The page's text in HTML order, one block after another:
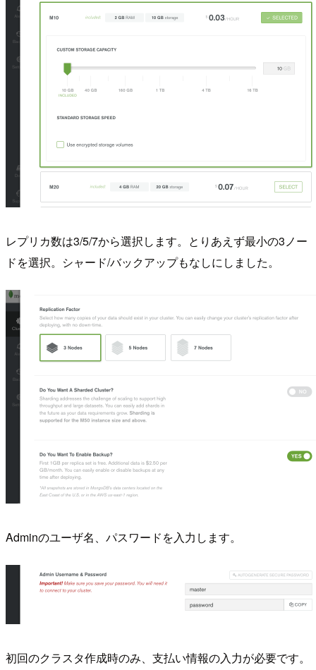
レプリカ数は3/5/7から選択します。とりあえず最小の3ノー
ドを選択。シャード/バックアップもなしにしました。
Adminのユーザ名、パスワードを入力します。
初回のクラスタ作成時のみ、支払い情報の入力が必要です。